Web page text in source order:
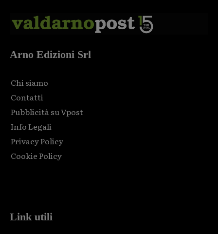
Arno Edizioni Srl
Chi siamo
Contatti
Pubblicità su Vpost
Info Legali
Privacy Policy
Cookie Policy
Link utili